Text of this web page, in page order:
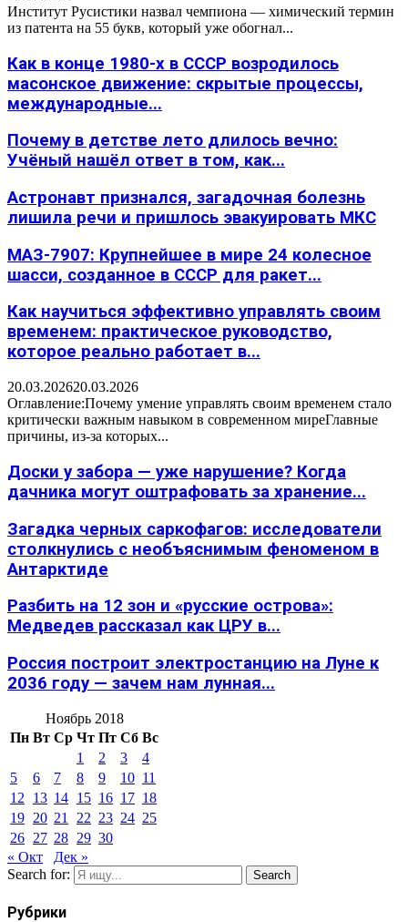
Институт Русистики назвал чемпиона — химический термин
из патента на 55 букв, который уже обогнал...
Как в конце 1980-х в СССР возродилось
масонское движение: скрытые процессы,
международные...
Почему в детстве лето длилось вечно:
Учёный нашёл ответ в том, как...
Астронавт признался, загадочная болезнь
лишила речи и пришлось эвакуировать МКС
МАЗ-7907: Крупнейшее в мире 24 колесное
шасси, созданное в СССР для ракет...
Как научиться эффективно управлять своим
временем: практическое руководство,
которое реально работает в...
20.03.202620.03.2026
Оглавление:Почему умение управлять своим временем стало
критически важным навыком в современном миреГлавные
причины, из-за которых...
Доски у забора — уже нарушение? Когда
дачника могут оштрафовать за хранение...
Загадка черных саркофагов: исследователи
столкнулись с необъяснимым феноменом в
Антарктиде
Разбить на 12 зон и «русские острова»:
Медведев рассказал как ЦРУ в...
Россия построит электростанцию на Луне к
2036 году — зачем нам лунная...
Ноябрь 2018
Пн Вт Ср Чт Пт Сб Вс
1
2 3
4
5
6 7 8 9 10 11
12
13 14 15 16 17 18
19 20 21 22 23 24 25
26 27 28 29 30
« Окт
Дек »
Search for:
Search
Рубрики